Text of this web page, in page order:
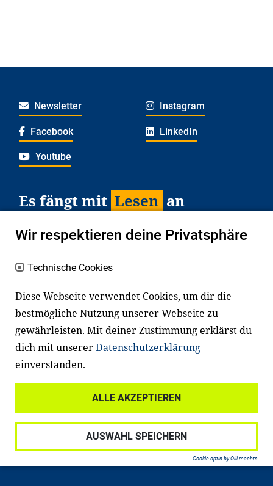
Newsletter Instagram
Facebook LinkedIn
Youtube
Es fängt mit Lesen an
Ein gutes Lese- und Sprachvermögen
Es erleichtert den Zugang zu Bildung und
einem erfolgreichen Berufsleben. Viele
Kinder und Jugendliche in Deutschland
haben aber große Schwierigkeiten dabei.
Unser Angebot richtet sich deshalb gezielt
an Familien sowie an Erzieher*innen,
Lehrer*innen und andere
Fachexpert*innen. Dafür arbeiten wir eng
mit Ministerien, wissenschaftlichen
Einrichtungen, Verbänden, Unternehmen
und anderen Stiftungen zusammen.
Wir respektieren deine Privatsphäre
Technische Cookies
Diese Webseite verwendet Cookies, um dir die
bestmögliche Nutzung unserer Webseite zu
gewährleisten. Mit deiner Zustimmung erklärst du
dich mit unsererDatenschutzerklärung
einverstanden.
ALLE AKZEPTIEREN
AUSWAHL SPEICHERN
Cookie optin by Olli machts